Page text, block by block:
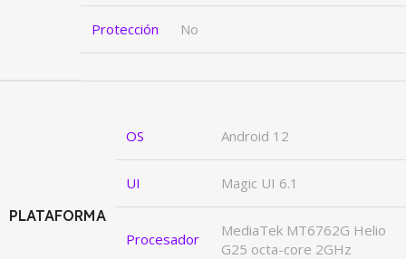
Protección No
PLATAFORMA
OS Android 12
UI Magic UI 6.1
Procesador
MediaTek MT6762G Helio
G25 octa-core 2GHz